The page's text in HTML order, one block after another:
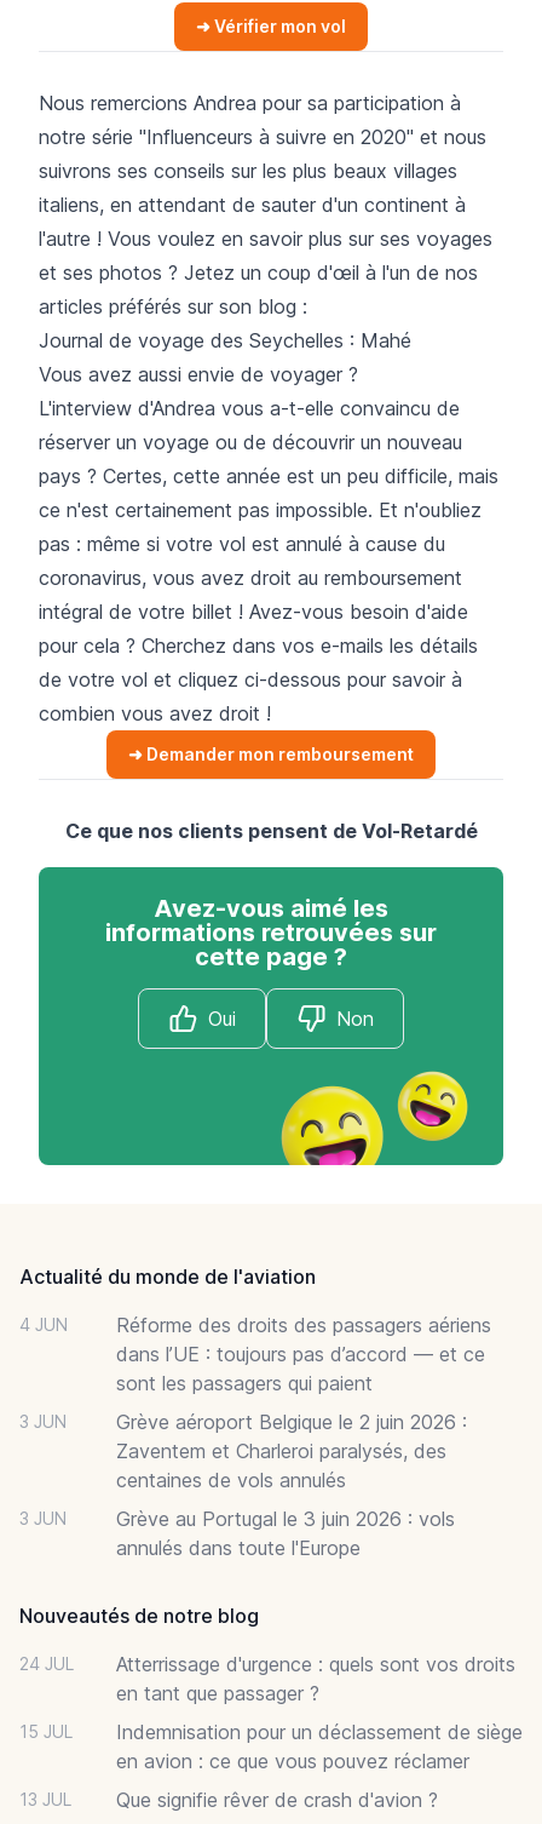
➜ Vérifier mon vol
Nous remercions Andrea pour sa participation à
notre série "Influenceurs à suivre en 2020" et nous
suivrons ses conseils sur les plus beaux villages
italiens, en attendant de sauter d'un continent à
l'autre ! Vous voulez en savoir plus sur ses voyages
et ses photos ? Jetez un coup d'œil à l'un de nos
articles préférés sur son blog :
Journal de voyage des Seychelles : Mahé
Vous avez aussi envie de voyager ?
L'interview d'Andrea vous a-t-elle convaincu de
réserver un voyage ou de découvrir un nouveau
pays ? Certes, cette année est un peu difficile, mais
ce n'est certainement pas impossible. Et n'oubliez
pas : même si votre vol est annulé à cause du
coronavirus, vous avez droit au remboursement
intégral de votre billet ! Avez-vous besoin d'aide
pour cela ? Cherchez dans vos e-mails les détails
de votre vol et cliquez ci-dessous pour savoir à
combien vous avez droit !
➜ Demander mon remboursement
Ce que nos clients pensent de Vol-Retardé
Avez-vous aimé les
informations retrouvées sur
cette page ?
Oui Non
Actualité du monde de l'aviation
4 JUN
Réforme des droits des passagers aériens
dans l’UE : toujours pas d’accord — et ce
sont les passagers qui paient
3 JUN
Grève aéroport Belgique le 2 juin 2026 :
Zaventem et Charleroi paralysés, des
centaines de vols annulés
3 JUN
Grève au Portugal le 3 juin 2026 : vols
annulés dans toute l'Europe
Nouveautés de notre blog
24 JUL
Atterrissage d'urgence : quels sont vos droits
en tant que passager ?
15 JUL
Indemnisation pour un déclassement de siège
en avion : ce que vous pouvez réclamer
13 JUL Que signifie rêver de crash d'avion ?